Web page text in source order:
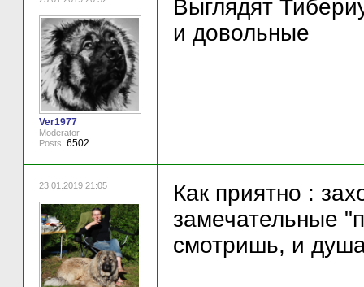
Ver1977
Moderator
Posts: 6502
Выглядят
и довольные
23.01.2019 21:05
Как приятно :
замечательные
смотришь, и